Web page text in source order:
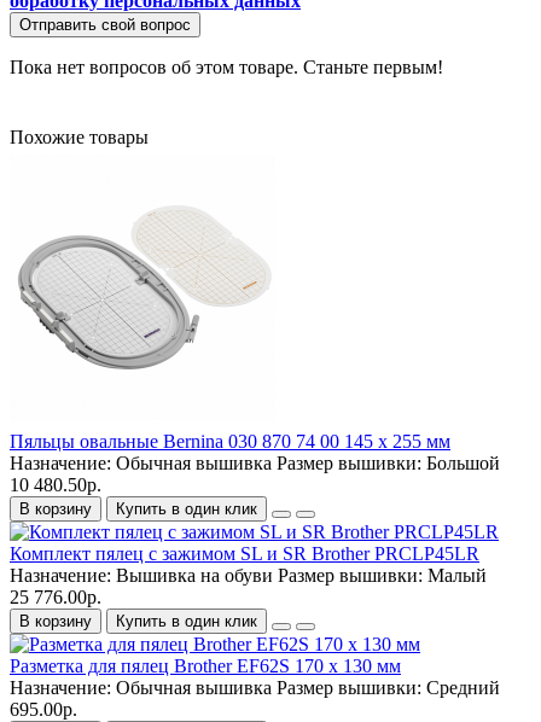
Отправить свой вопрос
Пока нет вопросов об этом товаре. Станьте первым!
Похожие товары
Пяльцы овальные Bernina 030 870 74 00 145 x 255 мм
Назначение: Обычная вышивка Размер вышивки: Большой
10 480.50р.
В корзину Купить в один клик
Комплект пялец с зажимом SL и SR Brother PRCLP45LR
Назначение: Вышивка на обуви Размер вышивки: Малый
25 776.00р.
В корзину Купить в один клик
Разметка для пялец Brother EF62S 170 x 130 мм
Назначение: Обычная вышивка Размер вышивки: Средний
695.00р.